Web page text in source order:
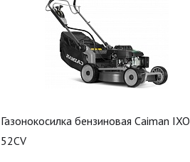
Газонокосилка бензиновая Caiman IXO
52CV